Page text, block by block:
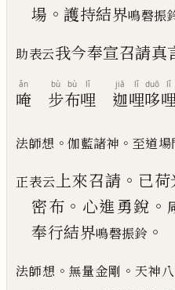
場 。 護持結界鳴磬振
助表云我今奉宣召請真
唵
ǎn
步
bù
布
bù
哩
lǐ
迦
jiā
哩
lǐ
哆
duō
哩
lǐ
法師想 。 伽藍諸神 。 至道場
正表云 上來召請 。 已荷
密布 。 心進勇銳 。
奉行結界鳴磬振鈴 。
法師想 。 無量金剛 。 天神